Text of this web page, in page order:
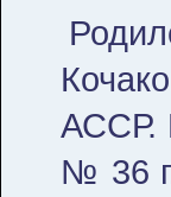
АССР.
№ 36